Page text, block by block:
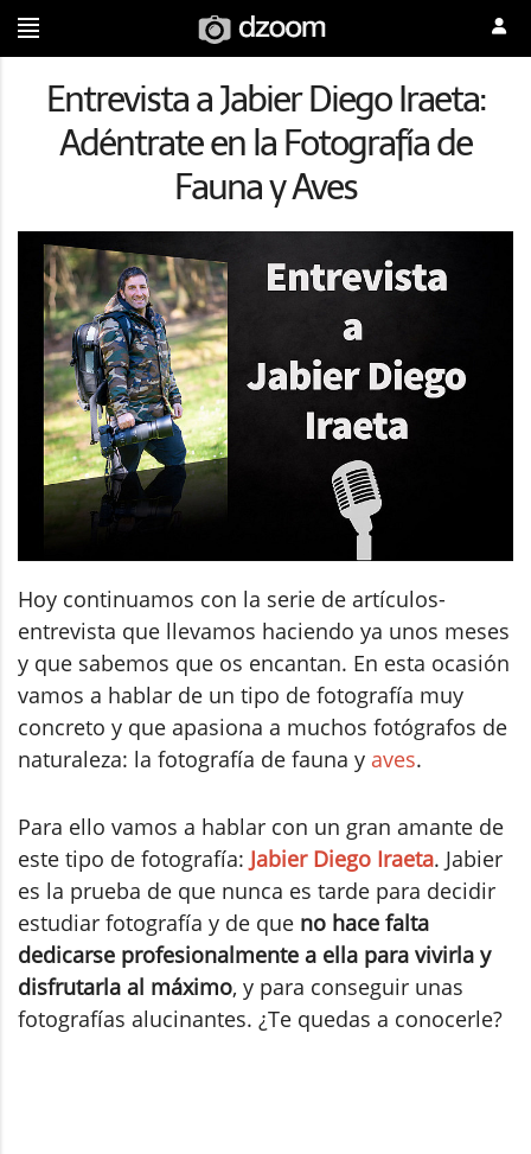
Entrevista a Jabier Diego Iraeta:
Adéntrate en la Fotografía de
Fauna y Aves
Hoy continuamos con la serie de artículos-
entrevista que llevamos haciendo ya unos meses
y que sabemos que os encantan. En esta ocasión
vamos a hablar de un tipo de fotografía muy
concreto y que apasiona a muchos fotógrafos de
naturaleza: la fotografía de fauna y aves.
Para ello vamos a hablar con un gran amante de
este tipo de fotografía: Jabier Diego Iraeta. Jabier
es la prueba de que nunca es tarde para decidir
estudiar fotografía y de que no hace falta
dedicarse profesionalmente a ella para vivirla y
disfrutarla al máximo, y para conseguir unas
fotografías alucinantes. ¿Te quedas a conocerle?